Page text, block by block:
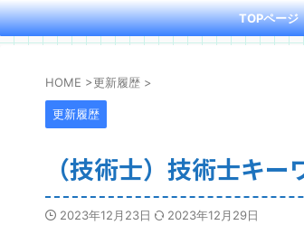
TOPページ
HOME >更新履歴 >
更新履歴
（技術士）技術士キ
2023年12月23日 2023年12月29日